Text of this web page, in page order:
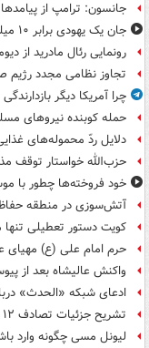
جانسون: ترامپ از
جان یک یهودی برابر ۱۰ میلیون انسان؟
رونمایی رئال مادرید از
تجاوز نظامی مجدد رژیم
چرا آمریکا دیگر
حمله کوبنده نیروهای
دلایل ردّ محموله‌های
حزب‌الله خواستار توقف
خود فروخته‌ها چطور با
آتش‌سوزی در منطقه
کویت دستور تعطیلی تنها
حرم امام علی (ع) مهیای
واکنش عالیشاه بعد از
ادعای شبکه «الحدث»
تشریح جزئیات تصادف ۱۲ خودرو با ۱۹ مصدوم
لیونل مسی چگونه وارد